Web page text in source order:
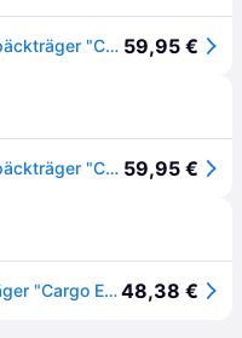
Racktime Vorderrad- Transportgepäckträger "Cargo Extra" , silber 59,95 €
Racktime Vorderrad- Transportgepäckträger "Cargo Extra" , silber 59,95 €
Atranvelo V.R.-Transportgepäckträger "Cargo Extra" chrom48,38 €